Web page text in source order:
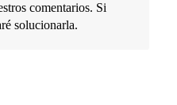
comentarios. Si
solucionarla.